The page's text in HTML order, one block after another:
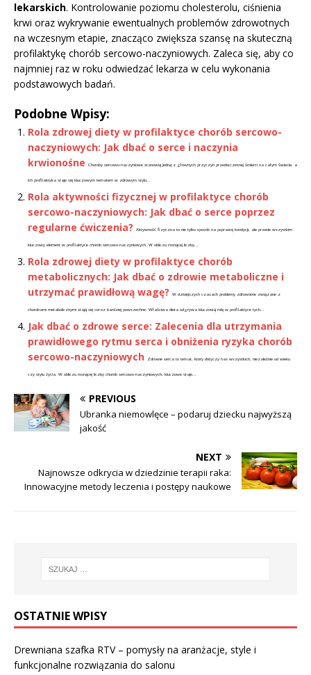
lekarskich. Kontrolowanie poziomu cholesterolu, ciśnienia
krwi oraz wykrywanie ewentualnych problemów zdrowotnych
na wczesnym etapie, znacząco zwiększa szansę na skuteczną
profilaktykę chorób sercowo-naczyniowych. Zaleca się, aby co
najmniej raz w roku odwiedzać lekarza w celu wykonania
podstawowych badań.
Podobne Wpisy:
Rola zdrowej diety w profilaktyce chorób sercowo-
naczyniowych: Jak dbać o serce i naczynia
krwionośne
Choroby sercowo-naczyniowe stanowią jedną z głównych przyczyn przedwczesnej śmierci na całym świecie, a
ich profilaktyka staje się kluczowym tematem w zdrowym stylu...
Rola aktywności fizycznej w profilaktyce chorób
sercowo-naczyniowych: Jak dbać o serce poprzez
regularne ćwiczenia?
Aktywność fizyczna to nie tylko sposób na poprawę kondycji, ale przede wszystkim
kluczowy element w profilaktyce chorób sercowo-naczyniowych. W obliczu rosnącej liczby...
Rola zdrowej diety w profilaktyce chorób
metabolicznych: Jak dbać o zdrowie metaboliczne i
utrzymać prawidłową wagę?
W dzisiejszych czasach problemy zdrowotne związane z
chorobami metabolicznymi stają się coraz bardziej powszechne. Właściwa dieta odgrywa kluczową rolę w profilaktyce tych...
Jak dbać o zdrowe serce: Zalecenia dla utrzymania
prawidłowego rytmu serca i obniżenia ryzyka chorób
sercowo-naczyniowych
Zdrowie serca to temat, który dotyczy nas wszystkich, niezależnie od wieku
czy stylu życia. W obliczu rosnącej liczby chorób sercowo-naczyniowych, kluczowe staje...
PREVIOUS
Ubranka niemowlęce – podaruj dziecku najwyższą
jakość
NEXT
Najnowsze odkrycia w dziedzinie terapii raka:
Innowacyjne metody leczenia i postępy naukowe
OSTATNIE WPISY
Drewniana szafka RTV – pomysły na aranżacje, style i
funkcjonalne rozwiązania do salonu